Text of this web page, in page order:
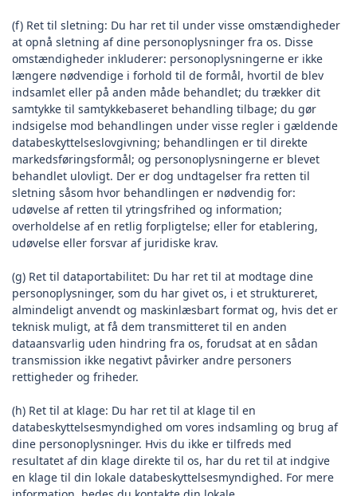
(f) Ret til sletning: Du har ret til under visse omstændigheder
at opnå sletning af dine personoplysninger fra os. Disse
omstændigheder inkluderer: personoplysningerne er ikke
længere nødvendige i forhold til de formål, hvortil de blev
indsamlet eller på anden måde behandlet; du trækker dit
samtykke til samtykkebaseret behandling tilbage; du gør
indsigelse mod behandlingen under visse regler i gældende
databeskyttelseslovgivning; behandlingen er til direkte
markedsføringsformål; og personoplysningerne er blevet
behandlet ulovligt. Der er dog undtagelser fra retten til
sletning såsom hvor behandlingen er nødvendig for:
udøvelse af retten til ytringsfrihed og information;
overholdelse af en retlig forpligtelse; eller for etablering,
udøvelse eller forsvar af juridiske krav.
(g) Ret til dataportabilitet: Du har ret til at modtage dine
personoplysninger, som du har givet os, i et struktureret,
almindeligt anvendt og maskinlæsbart format og, hvis det er
teknisk muligt, at få dem transmitteret til en anden
dataansvarlig uden hindring fra os, forudsat at en sådan
transmission ikke negativt påvirker andre personers
rettigheder og friheder.
(h) Ret til at klage: Du har ret til at klage til en
databeskyttelsesmyndighed om vores indsamling og brug af
dine personoplysninger. Hvis du ikke er tilfreds med
resultatet af din klage direkte til os, har du ret til at indgive
en klage til din lokale databeskyttelsesmyndighed. For mere